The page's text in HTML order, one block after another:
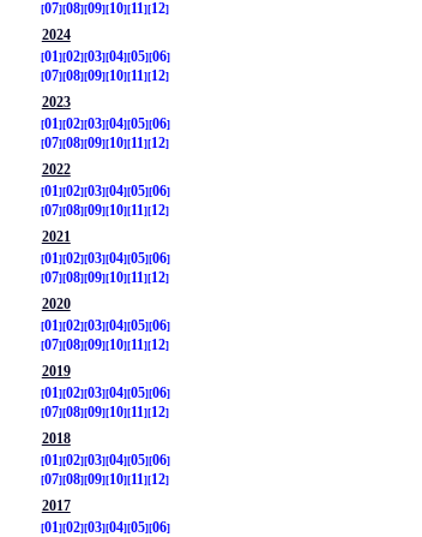
07 08 09 10 11
12
2024
01
02 03 04 05 06
07 08 09 10 11
12
2023
01
02 03 04 05 06
07 08 09 10 11
12
2022
01
02 03 04 05 06
07 08 09 10 11
12
2021
01
02 03 04 05 06
07 08 09 10 11
12
2020
01
02 03 04 05 06
07 08 09 10 11
12
2019
01
02 03 04 05 06
07 08 09 10 11
12
2018
01 02 03 04 05 06
07 08 09 10 11 12
2017
01 02 03 04 05 06